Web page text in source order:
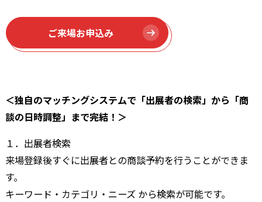
ご来場お申込み
＜独自のマッチングシステムで「出展者の検索」から「商
談の日時調整」まで完結！＞
１．出展者検索
来場登録後すぐに出展者との商談予約を行うことができま
す。
キーワード・カテゴリ・ニーズ から検索が可能です。